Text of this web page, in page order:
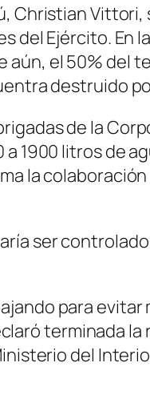
Christian
del Ejército.
aún, el 50%
destruido
de la
1900 litros de
la
ser
para
terminada
del